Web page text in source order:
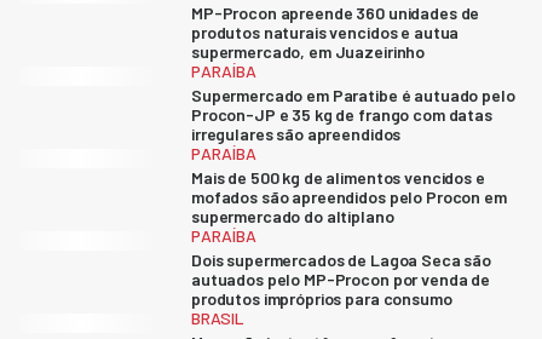
MP-Procon apreende 360 unidades de
produtos naturais vencidos e autua
supermercado, em Juazeirinho
PARAÍBA
Supermercado em Paratibe é autuado pelo
Procon-JP e 35 kg de frango com datas
irregulares são apreendidos
PARAÍBA
Mais de 500 kg de alimentos vencidos e
mofados são apreendidos pelo Procon em
supermercado do altiplano
PARAÍBA
Dois supermercados de Lagoa Seca são
autuados pelo MP-Procon por venda de
produtos impróprios para consumo
BRASIL